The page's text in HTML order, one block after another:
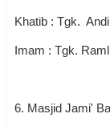
Khatib : Tgk.
Imam : Tgk.
6. Masjid Jami'